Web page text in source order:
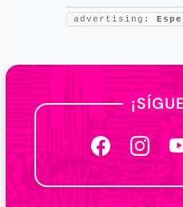
advertising: